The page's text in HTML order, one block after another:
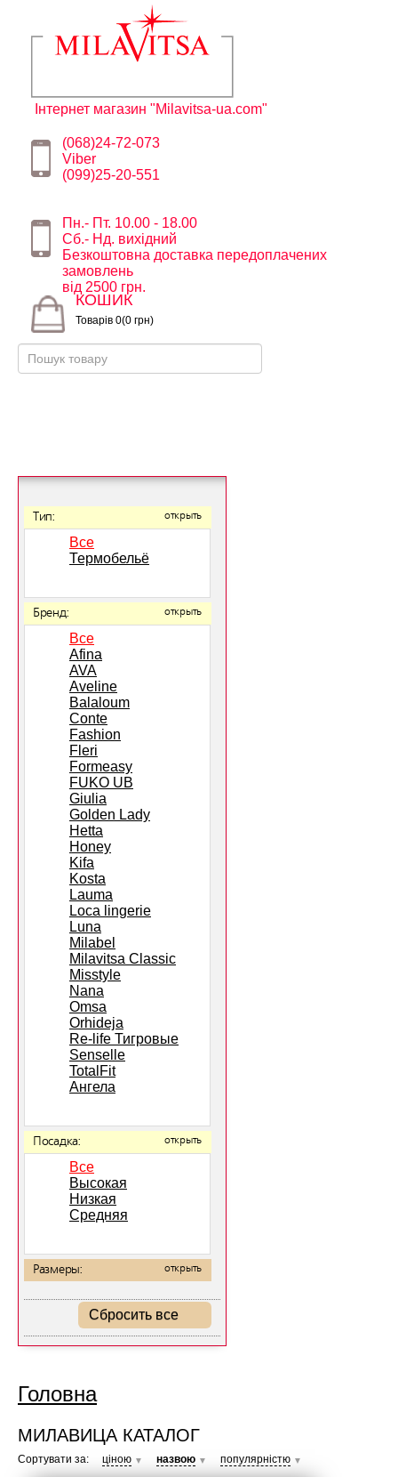
Інтернет магазин "Milavitsa-ua.com"
(068)24-72-073
Viber
(099)25-20-551
Пн.- Пт. 10.00 - 18.00
Сб.- Нд. вихідний
Безкоштовна доставка передоплачених
замовлень
від 2500 грн.
КОШИК
Товарів 0(0 грн)
Тип: открыть
Все
Термобельё
Бренд: открыть
Все
Afina
AVA
Aveline
Balaloum
Conte
Fashion
Fleri
Formeasy
FUKO UB
Giulia
Golden Lady
Hetta
Honey
Kifa
Kosta
Lauma
Loca lingerie
Luna
Milabel
Milavitsa Classic
Misstyle
Nana
Omsa
Orhideja
Re-life Тигровые
Senselle
TotalFit
Ангела
Посадка: открыть
Все
Высокая
Низкая
Средняя
Размеры: открыть
Сбросить все
Головна
МИЛАВИЦА КАТАЛОГ
Сортувати за: ціною ▼ назвою ▼ популярністю ▼